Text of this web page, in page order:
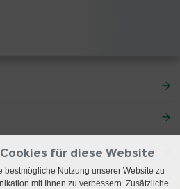
für diese Website
bestmögliche Nutzung unserer Website zu
mit Ihnen zu verbessern. Zusätzliche